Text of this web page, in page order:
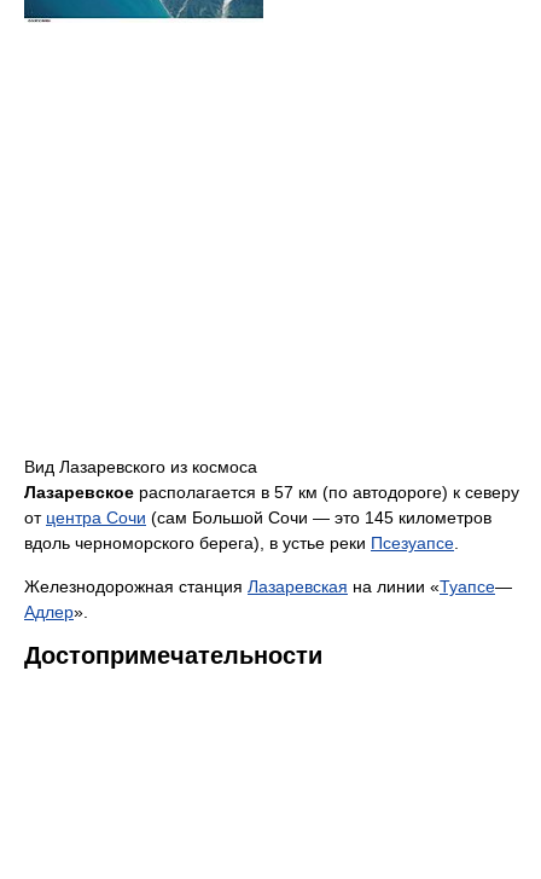
Вид Лазаревского из космоса
Лазаревское располагается в 57 км (по автодороге) к северу
от центра Сочи (сам Большой Сочи — это 145 километров
вдоль черноморского берега), в устье реки Псезуапсе
Железнодорожная станция Лазаревская на линии «Туапсе—
Адлер».
Достопримечательности